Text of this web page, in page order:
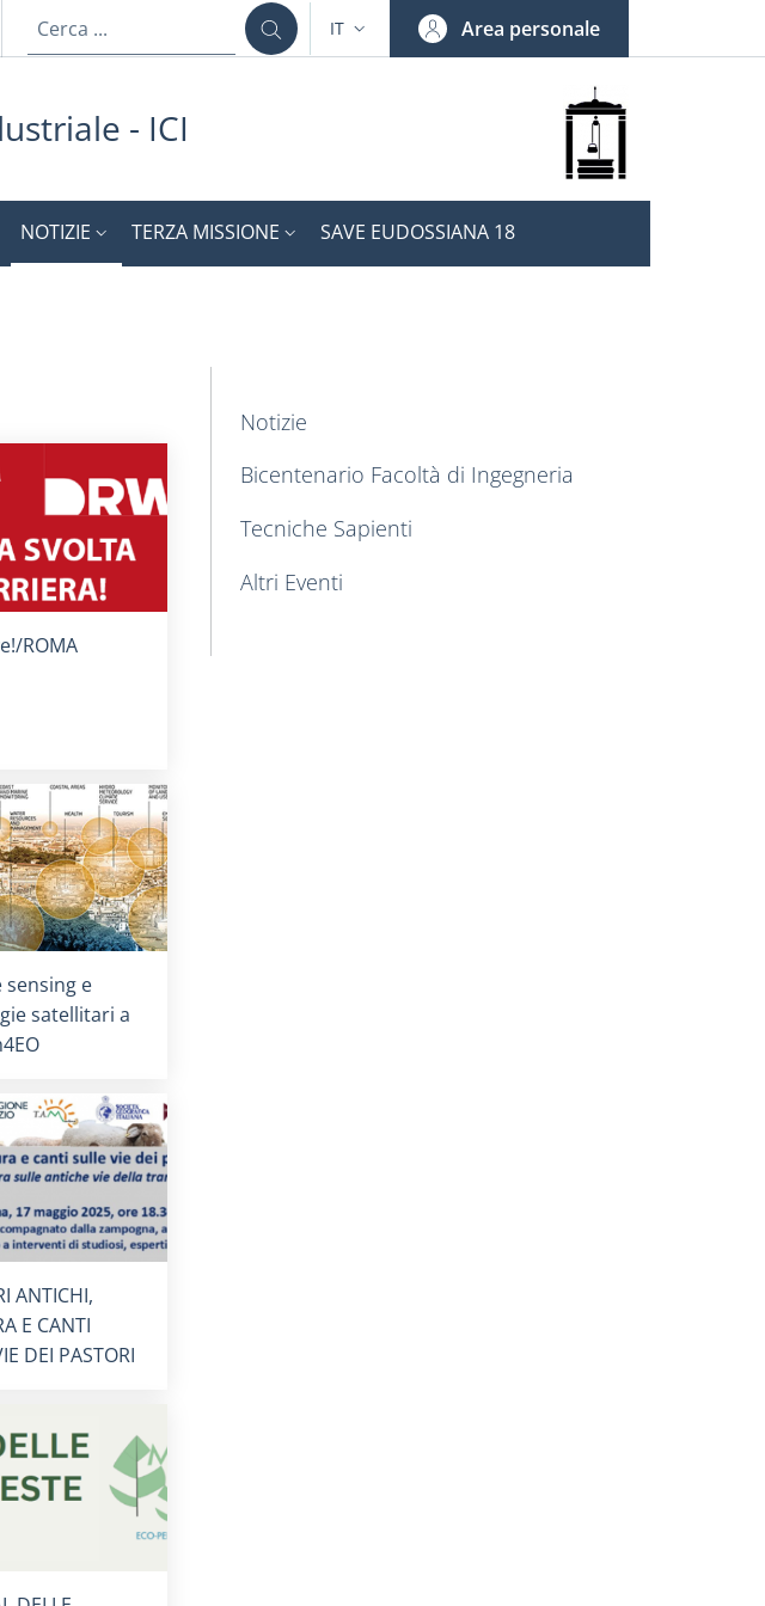
SELETTORE LINGUA: CURRENT LANGUAGE
IT Area personale
- ICI
NOTIZIE TERZA MISSIONE SAVE EUDOSSIANA 18
:
ROMA
:
sensing e
satellitari a
:
ANTICHI,
E CANTI
DEI PASTORI
MENU CEV SECOND NAVIGATION
Notizie
Bicentenario Facoltà di Ingegneria
Tecniche Sapienti
Altri Eventi